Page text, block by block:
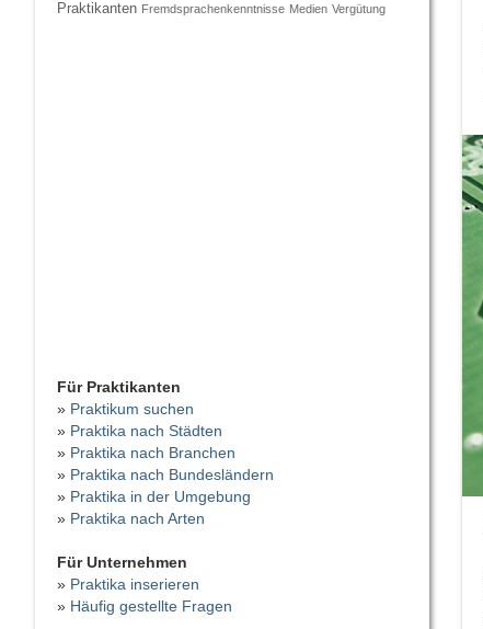
Praktikanten Fremdsprachenkenntnisse Medien Vergütung
Für Praktikanten
» Praktikum suchen
» Praktika nach Städten
» Praktika nach Branchen
» Praktika nach Bundesländern
» Praktika in der Umgebung
» Praktika nach Arten
Für Unternehmen
» Praktika inserieren
» Häufig gestellte Fragen